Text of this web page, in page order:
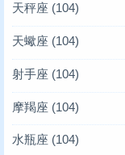
天秤座 (104)
天蠍座 (104)
射手座 (104)
摩羯座 (104)
水瓶座 (104)